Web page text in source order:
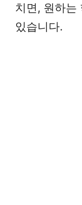
치면, 원하는
있습니다.